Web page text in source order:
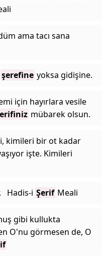
ama tacı sana
şerefine yoksa gidişine.
için hayırlara vesile
mübarek olsun.
kimileri bir ot kadar
işte. Kimileri
Hadis-i Şerif Meali
gibi kullukta
O'nu görmesen de, O